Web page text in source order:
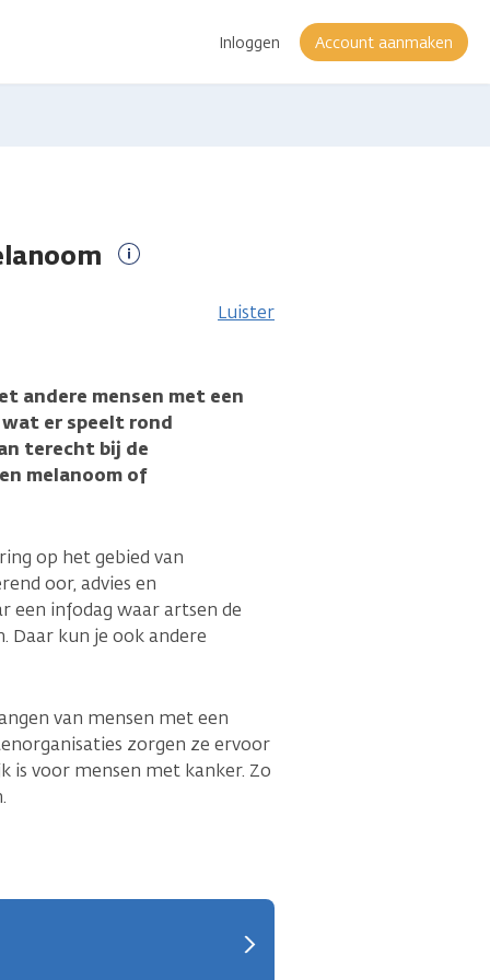
Inloggen Account aanmaken
Luister
andere mensen met een
er speelt rond
terecht bij de
melanoom of
op het gebied van
oor, advies en
een infodag waar artsen de
Daar kun je ook andere
van mensen met een
zorgen ze ervoor
is voor mensen met kanker. Zo